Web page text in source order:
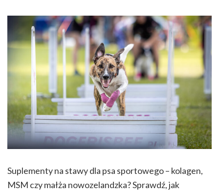
Suplementy na stawy dla psa sportowego – kolagen,
MSM czy małża nowozelandzka? Sprawdź, jak